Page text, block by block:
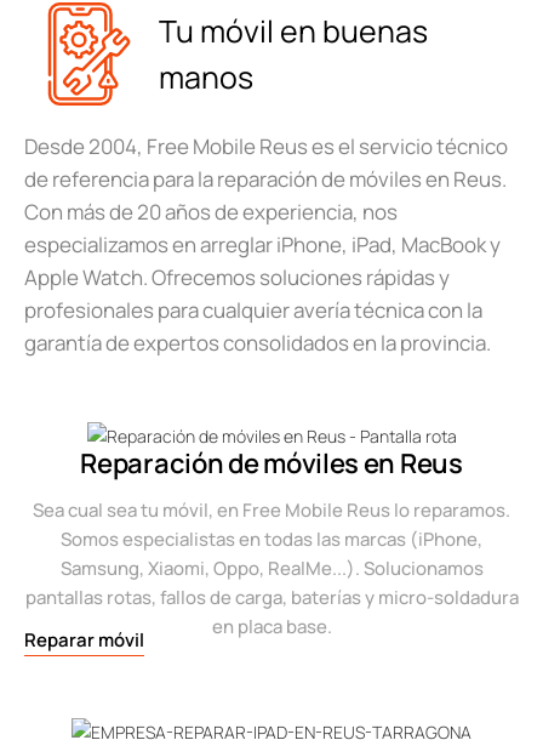
Tu móvil en buenas
manos
Desde 2004, Free Mobile Reus es el servicio técnico
de referencia para la reparación de móviles en Reus.
Con más de 20 años de experiencia, nos
especializamos en arreglar iPhone, iPad, MacBook y
Apple Watch. Ofrecemos soluciones rápidas y
profesionales para cualquier avería técnica con la
garantía de expertos consolidados en la provincia.
Reparación de móviles en Reus
Sea cual sea tu móvil, en Free Mobile Reus lo reparamos.
Somos especialistas en todas las marcas (iPhone,
Samsung, Xiaomi, Oppo, RealMe...). Solucionamos
pantallas rotas, fallos de carga, baterías y micro-soldadura
en placa base.
Reparar móvil